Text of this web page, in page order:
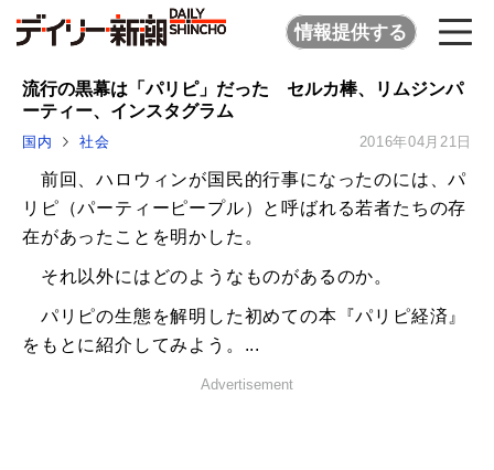
情報提供する
流行の黒幕は「パリピ」だった セルカ棒、リムジンパ
ーティー、インスタグラム
国内 社会 2016年04月21日
前回、ハロウィンが国民的行事になったのには、パ
リピ（パーティーピープル）と呼ばれる若者たちの存
在があったことを明かした。
それ以外にはどのようなものがあるのか。
パリピの生態を解明した初めての本『パリピ経済』
をもとに紹介してみよう。...
Advertisement